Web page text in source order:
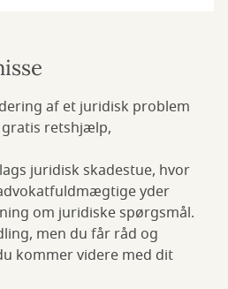
af et juridisk problem
retshjælp,
juridisk skadestue, hvor
yder
om juridiske spørgsmål.
men du får råd og
kommer videre med dit